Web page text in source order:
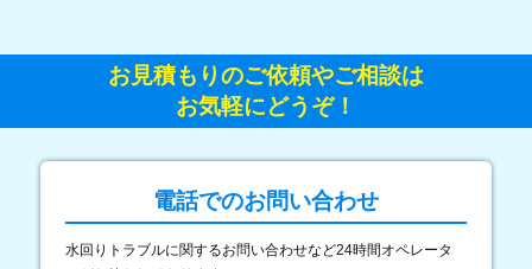
お見積もりのご依頼やご相談は
お気軽にどうぞ！
電話でのお問い合わせ
水回りトラブルに関するお問い合わせなど24時間オペレータ